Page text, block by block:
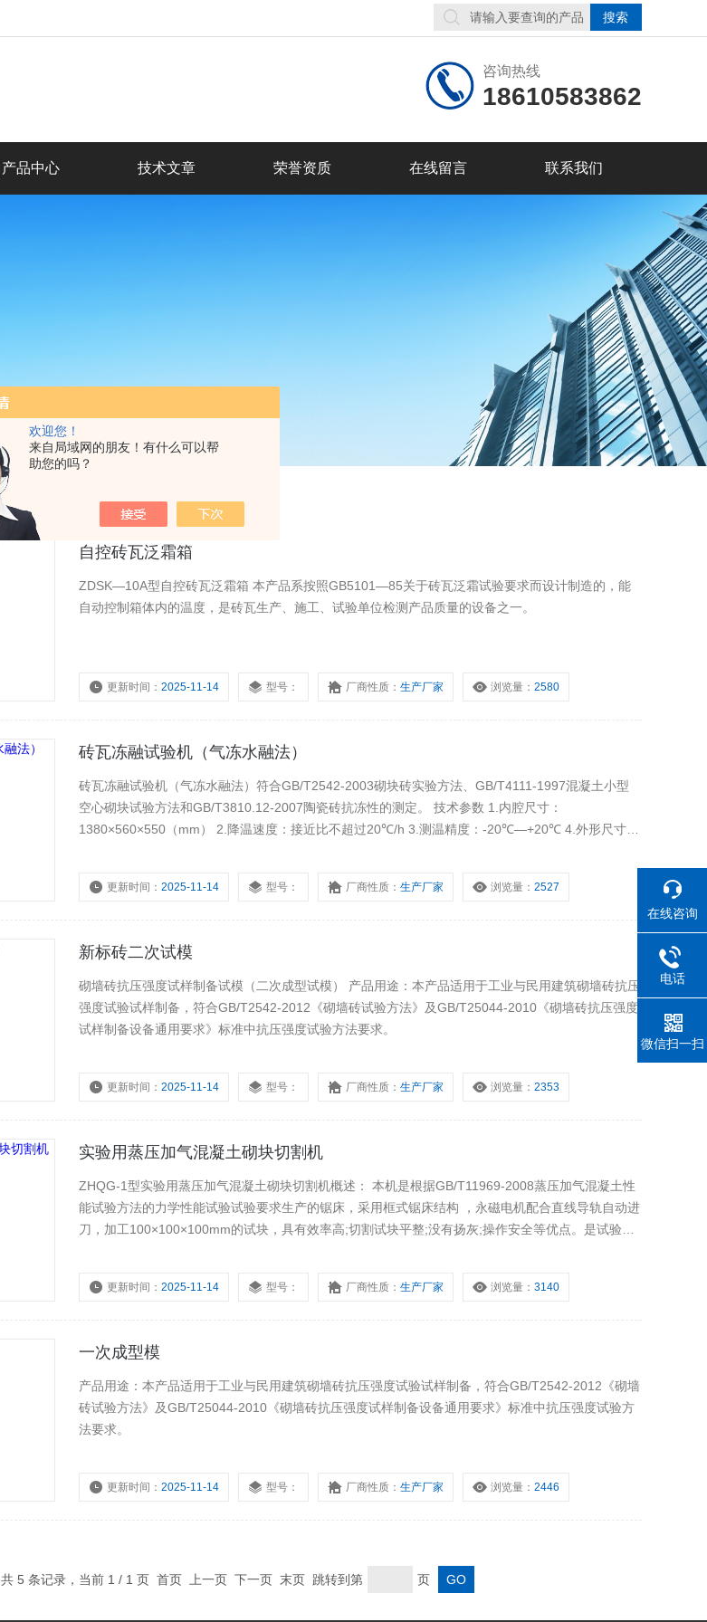
欢迎您！
来自局域网的朋友！有什么可以帮
助您的吗？
咨询热线
18610583862
产品中心 技术文章 荣誉资质 在线留言 联系我们
自控砖瓦泛霜箱
ZDSK—10A型自控砖瓦泛霜箱 本产品系按照GB5101—85关于砖瓦泛霜试验要求而设计制造的，能
自动控制箱体内的温度，是砖瓦生产、施工、试验单位检测产品质量的设备之一。
更新时间：2025-11-14 型号： 厂商性质：生产厂家 浏览量：2580
砖瓦冻融试验机（气冻水融法）
砖瓦冻融试验机（气冻水融法）符合GB/T2542-2003砌块砖实验方法、GB/T4111-1997混凝土小型
空心砌块试验方法和GB/T3810.12-2007陶瓷砖抗冻性的测定。 技术参数 1.内腔尺寸：
1380×560×550（mm） 2.降温速度：接近比不超过20℃/h 3.测温精度：-20℃—+20℃ 4.外形尺寸：
更新时间：2025-11-14 型号： 厂商性质：生产厂家 浏览量：2527
新标砖二次试模
砌墙砖抗压强度试样制备试模（二次成型试模） 产品用途：本产品适用于工业与民用建筑砌墙砖抗压
强度试验试样制备，符合GB/T2542-2012《砌墙砖试验方法》及GB/T25044-2010《砌墙砖抗压强度
试样制备设备通用要求》标准中抗压强度试验方法要求。
更新时间：2025-11-14 型号： 厂商性质：生产厂家 浏览量：2353
实验用蒸压加气混凝土砌块切割机
ZHQG-1型实验用蒸压加气混凝土砌块切割机概述： 本机是根据GB/T11969-2008蒸压加气混凝土性
能试验方法的力学性能试验试验要求生产的锯床，采用框式锯床结构 ，永磁电机配合直线导轨自动进
刀，加工100×100×100mm的试块，具有效率高;切割试块平整;没有扬灰;操作安全等优点。是试验室
更新时间：2025-11-14 型号： 厂商性质：生产厂家 浏览量：3140
一次成型模
产品用途：本产品适用于工业与民用建筑砌墙砖抗压强度试验试样制备，符合GB/T2542-2012《砌墙
砖试验方法》及GB/T25044-2010《砌墙砖抗压强度试样制备设备通用要求》标准中抗压强度试验方
法要求。
更新时间：2025-11-14 型号： 厂商性质：生产厂家 浏览量：2446
共 5 条记录，当前 1 / 1 页 首页 上一页 下一页 末页 跳转到第 页
在线咨询
电话
微信扫一扫